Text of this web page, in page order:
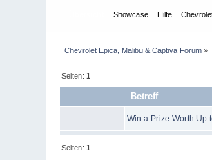
Showcase Hilfe
Chevrolet Epica, Malibu & Captiva Forum »
Seiten:1
Betreff
Win a Prize Worth Up
Seiten:1